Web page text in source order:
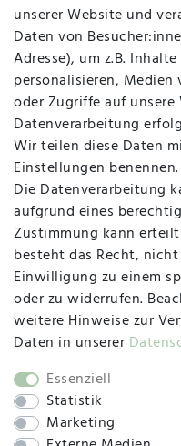
Vertrag
MAPALI VOR ORT
Herzogstraße 10
47533 Kleve
Montag, Dienstag,
09:00 Uhr bis 13:00 Uhr
Mittwoch
09:00 Uhr bis 12:00 Uhr
SOCIAL
unserer Website und
Daten von
Adresse), um z.B.
personalisieren,
oder Zugriffe auf
Datenverarbeitung
Wir teilen diese Daten
Einstellungen benennen.
Die Datenverarbeitung
aufgrund eines
Zustimmung kann
besteht das Recht,
Einwilligung zu einem
oder zu widerrufen.
weitere Hinweise zur
Daten in unserer
Essenziell
Statistik
Marketing